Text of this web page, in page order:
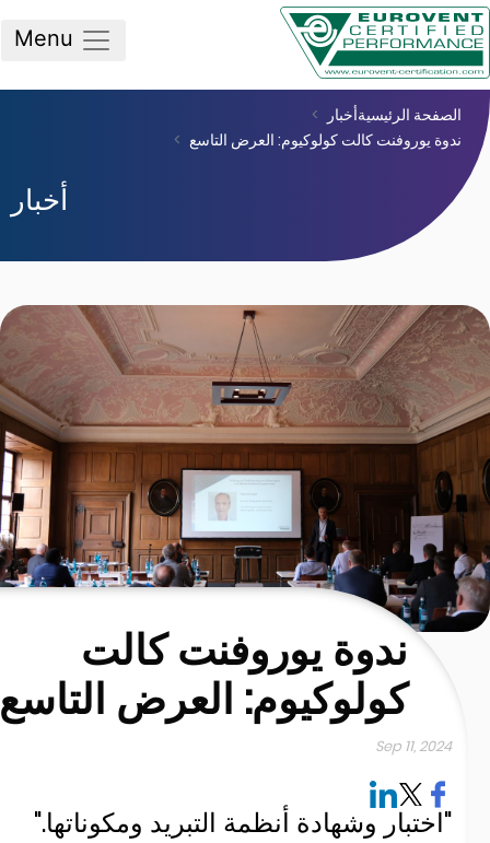
الرئيسيةأخبار
يوروفنت كالت كولوكيوم: العرض التاسع
أخبار
ندوة يوروفنت كالت
كولوكيوم: العرض التاسع
Sep 11,
وشهادة أنظمة التبريد ومكوناتها."